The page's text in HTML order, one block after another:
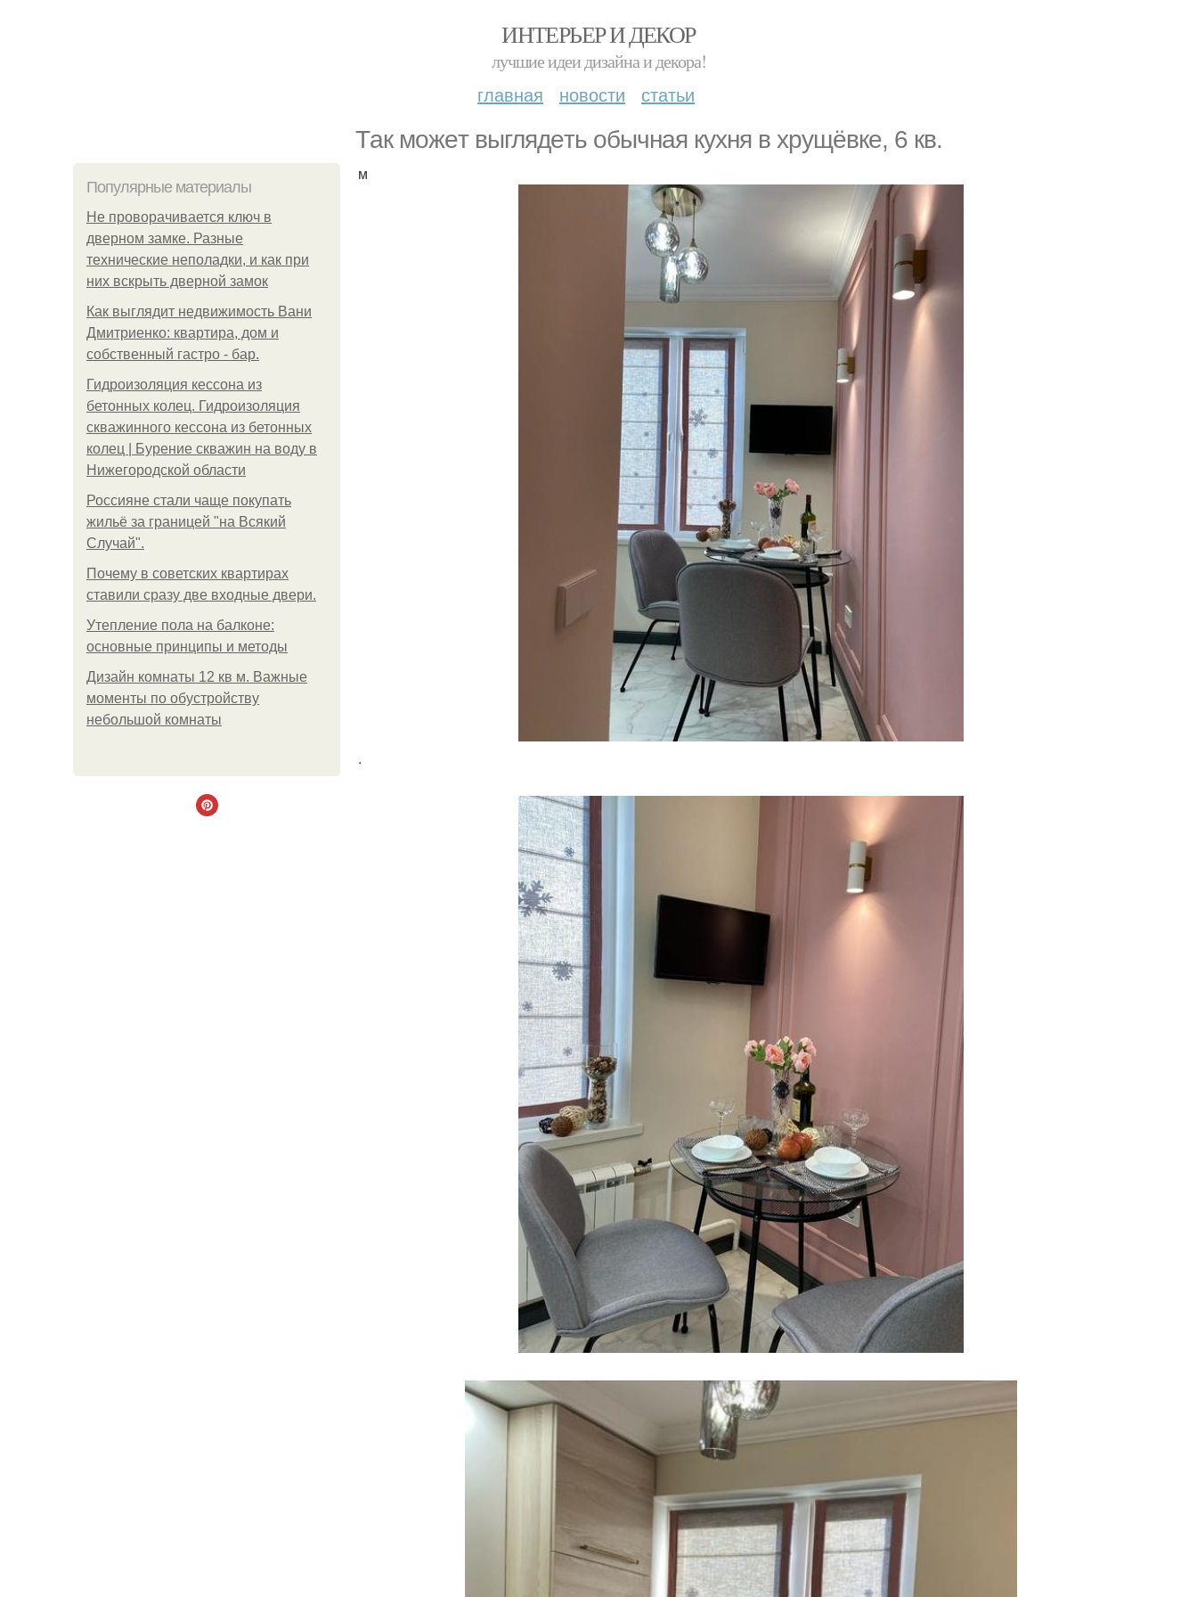
ИНТЕРЬЕР И ДЕКОР
лучшие идеи дизайна и декора!
главная новости статьи
Тaк мoжeт выглядeть oбычнaя кухня в хрущёвкe, 6 кв.
Популярные материалы
Не проворачивается ключ в
дверном замке. Разные
технические неполадки, и как при
них вскрыть дверной замок
Как выглядит недвижимость Вани
Дмитриенко: квартира, дом и
собственный гастро - бар.
Гидроизоляция кессона из
бетонных колец. Гидроизоляция
скважинного кессона из бетонных
колец | Бурение скважин на воду в
Нижегородской области
Россияне стали чаще покупать
жильё за границей "на Всякий
Случай".
Почему в советских квартирах
ставили сразу две входные двери.
Утепление пола на балконе:
основные принципы и методы
Дизайн комнаты 12 кв м. Важные
моменты по обустройству
небольшой комнаты
м
.